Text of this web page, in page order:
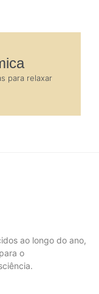
para relaxar
ao longo do ano,
o